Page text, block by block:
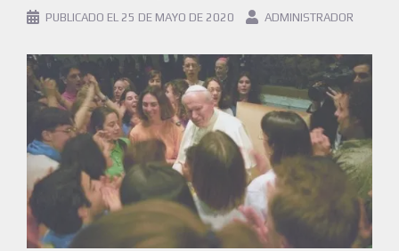
PUBLICADO EL 25 DE MAYO DE 2020 ADMINISTRADOR